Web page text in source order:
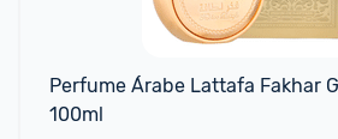
Perfume Árabe Lattafa Fakhar
100ml